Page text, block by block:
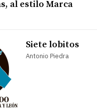
al estilo Marca
Siete lobitos
Antonio Piedra